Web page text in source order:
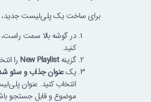
برای ساخت یک پلی‌لیست جدید،
در گوشه بالا سمت
کنید.
گزینهNew Playlistرا
یکعنوان جذاب و سئو
انتخاب کنید. عنوان
موضوع و قابل جستجو